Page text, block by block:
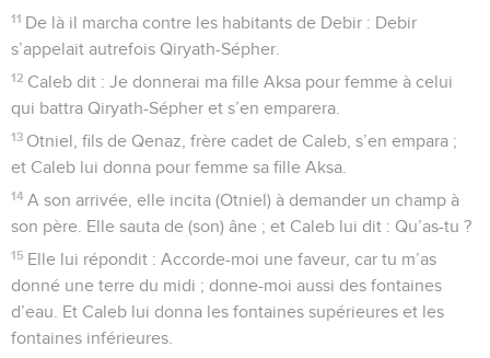
11 De là il marcha contre les habitants de Debir : Debir
s’appelait autrefois Qiryath-Sépher.
12 Caleb dit : Je donnerai ma fille Aksa pour femme à celui
qui battra Qiryath-Sépher et s’en emparera.
13 Otniel, fils de Qenaz, frère cadet de Caleb, s’en empara ;
et Caleb lui donna pour femme sa fille Aksa.
14 A son arrivée, elle incita (Otniel) à demander un champ à
son père. Elle sauta de (son) âne ; et Caleb lui dit : Qu’as-tu ?
15 Elle lui répondit : Accorde-moi une faveur, car tu m’as
donné une terre du midi ; donne-moi aussi des fontaines
d’eau. Et Caleb lui donna les fontaines supérieures et les
fontaines inférieures.